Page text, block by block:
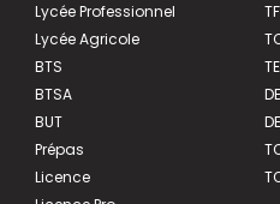
Lycée Professionnel
Lycée Agricole
BTS
BTSA
BUT
Prépas
Licence